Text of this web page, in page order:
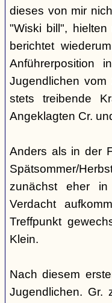
dieses von mir
"Wiski bill",
berichtet
Anführerposition
Jugendlichen
stets treibende
Angeklagten Cr.
Anders als in der
Spätsommer/
zunächst eher in
Verdacht
Treffpunkt
Klein.
Nach diesem
Jugendlichen. Gr.